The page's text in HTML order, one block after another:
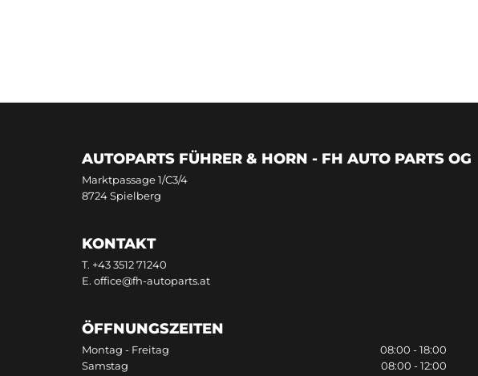
AUTOPARTS FÜHRER & HORN - FH AUTO PARTS OG
Marktpassage 1/C3/4
8724 Spielberg
KONTAKT
T. +43 3512 71240
E. office@fh-autoparts.at
ÖFFNUNGSZEITEN
Montag - Freitag
08:00 - 18:00
Samstag
08:00 - 12:00